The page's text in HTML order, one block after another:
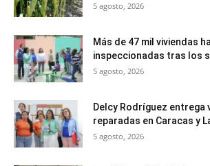
5 agosto, 2026
Más de 47 mil viviendas
inspeccionadas tras los
5 agosto, 2026
Delcy Rodríguez entrega
reparadas en Caracas y
5 agosto, 2026